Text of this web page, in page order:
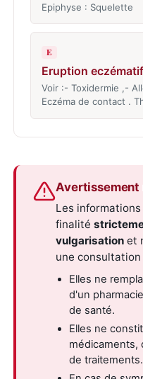
Epiphyse : Squelette
E
Eruption
Voir :- Toxidermie ,-
Eczéma de contact .
Avertissement
Les
finalité
vulgarisation et
une consultation
Elles ne
d'un
de santé.
Elles ne
médicaments,
de traitements.